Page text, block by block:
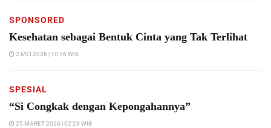
SPONSORED
Kesehatan sebagai Bentuk Cinta yang Tak Terlihat
2 MEI 2026 | 10:16 WIB
SPESIAL
“Si Congkak dengan Kepongahannya”
25 MARET 2026 | 02:23 WIB